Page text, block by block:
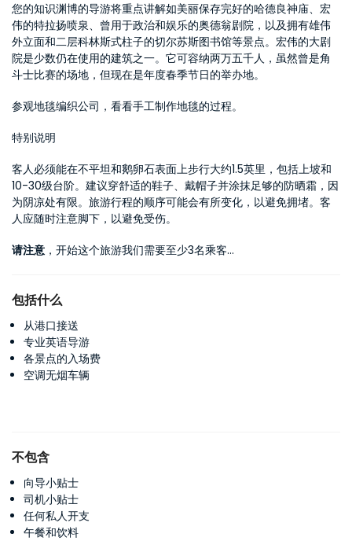
您的知识渊博的导游将重点讲解如美丽保存完好的哈德良神庙、宏
伟的特拉扬喷泉、曾用于政治和娱乐的奥德翁剧院，以及拥有雄伟
外立面和二层科林斯式柱子的切尔苏斯图书馆等景点。宏伟的大剧
院是少数仍在使用的建筑之一。它可容纳两万五千人，虽然曾是角
斗士比赛的场地，但现在是年度春季节日的举办地。
参观地毯编织公司，看看手工制作地毯的过程。
特别说明
客人必须能在不平坦和鹅卵石表面上步行大约1.5英里，包括上坡和
10-30级台阶。建议穿舒适的鞋子、戴帽子并涂抹足够的防晒霜，因
为阴凉处有限。旅游行程的顺序可能会有所变化，以避免拥堵。客
人应随时注意脚下，以避免受伤。
请注意 ，开始这个旅游我们需要至少3名乘客…
包括什么
从港口接送
专业英语导游
各景点的入场费
空调无烟车辆
不包含
向导小贴士
司机小贴士
任何私人开支
午餐和饮料